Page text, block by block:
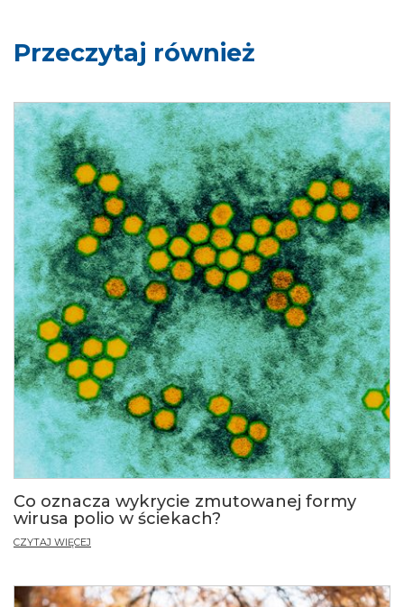
Przeczytaj również
Co oznacza wykrycie zmutowanej formy
wirusa polio w ściekach?
CZYTAJ WIĘCEJ